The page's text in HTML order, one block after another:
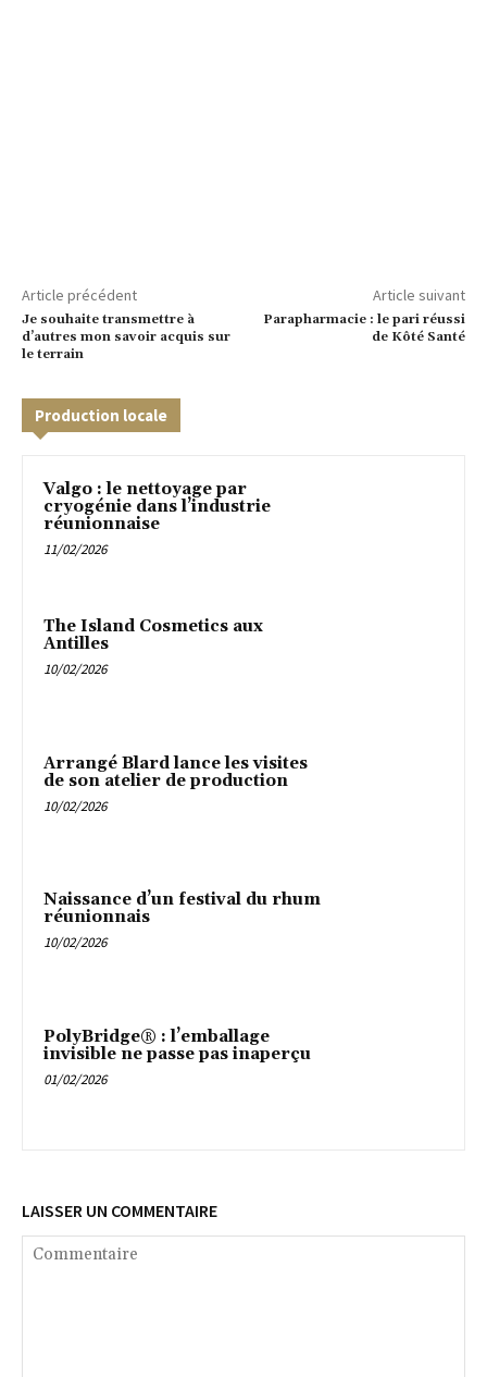
Article précédent
Je souhaite transmettre à
d’autres mon savoir acquis sur
le terrain
Article suivant
Parapharmacie : le pari réussi
de Kôté Santé
Production locale
Valgo : le nettoyage par
cryogénie dans l’industrie
réunionnaise
11/02/2026
The Island Cosmetics aux
Antilles
10/02/2026
Arrangé Blard lance les visites
de son atelier de production
10/02/2026
Naissance d’un festival du rhum
réunionnais
10/02/2026
PolyBridge® : l’emballage
invisible ne passe pas inaperçu
01/02/2026
LAISSER UN COMMENTAIRE